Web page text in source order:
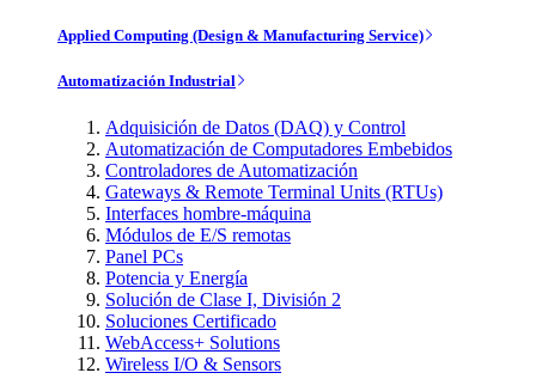
Applied Computing (Design & Manufacturing Service)
Automatización Industrial
Adquisición de Datos (DAQ) y Control
Automatización de Computadores Embebidos
Controladores de Automatización
Gateways & Remote Terminal Units (RTUs)
Interfaces hombre-máquina
Módulos de E/S remotas
Panel PCs
Potencia y Energía
Solución de Clase I, División 2
Soluciones Certificado
WebAccess+ Solutions
Wireless I/O & Sensors